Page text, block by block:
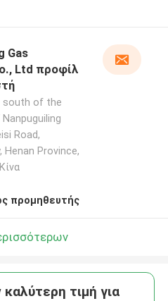
Gas
Ltd προφίλ
south of the
Road,
Henan Province,
προμηθευτής
τιμή για